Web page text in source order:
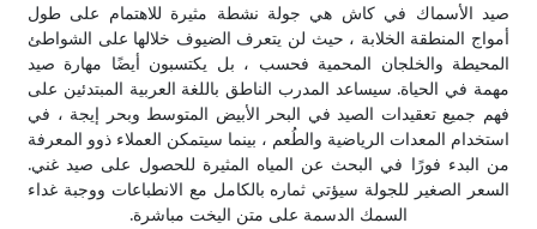
صيد الأسماك في كاش هي جولة نشطة مثيرة للاهتمام على طول
أمواج المنطقة الخلابة ، حيث لن يتعرف الضيوف خلالها على الشواطئ
المحيطة والخلجان المحمية فحسب ، بل يكتسبون أيضًا مهارة صيد
مهمة في الحياة. سيساعد المدرب الناطق باللغة العربية المبتدئين على
فهم جميع تعقيدات الصيد في البحر الأبيض المتوسط ​​وبحر إيجة ، في
استخدام المعدات الرياضية والطُعم ، بينما سيتمكن العملاء ذوو المعرفة
من البدء فورًا في البحث عن المياه المثيرة للحصول على صيد غني.
السعر الصغير للجولة سيؤتي ثماره بالكامل مع الانطباعات ووجبة غداء
السمك الدسمة على متن اليخت مباشرة.